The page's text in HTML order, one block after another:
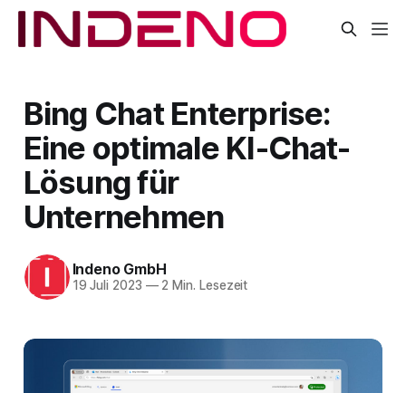
Bing Chat Enterprise:
Eine optimale KI-Chat-
Lösung für
Unternehmen
Indeno GmbH
19 Juli 2023 —2 Min. Lesezeit